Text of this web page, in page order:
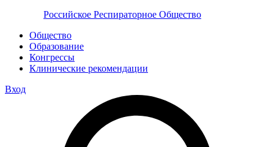
Российское Респираторное Общество
Общество
Образование
Конгрессы
Клинические рекомендации
Вход